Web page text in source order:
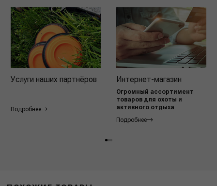
Услуги наших партнёров
Подробнее
Интернет-магазин
Огромный ассортимент
товаров для охоты и
активного отдыха
Подробнее